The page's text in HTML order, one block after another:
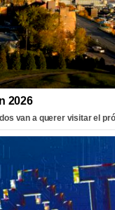
2026
van a querer visitar el